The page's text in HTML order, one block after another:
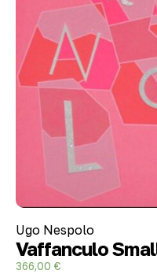
Ugo Nespolo
Vaffanculo
366,00 €